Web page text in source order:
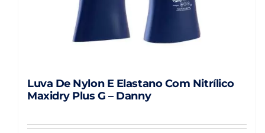
Luva De Nylon E Elastano Com Nitrílico
Maxidry Plus G – Danny